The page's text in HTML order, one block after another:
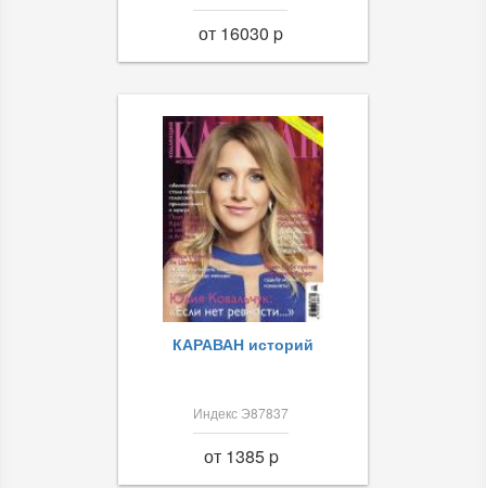
от 16030 p
КАРАВАН историй
Индекс Э87837
от 1385 p